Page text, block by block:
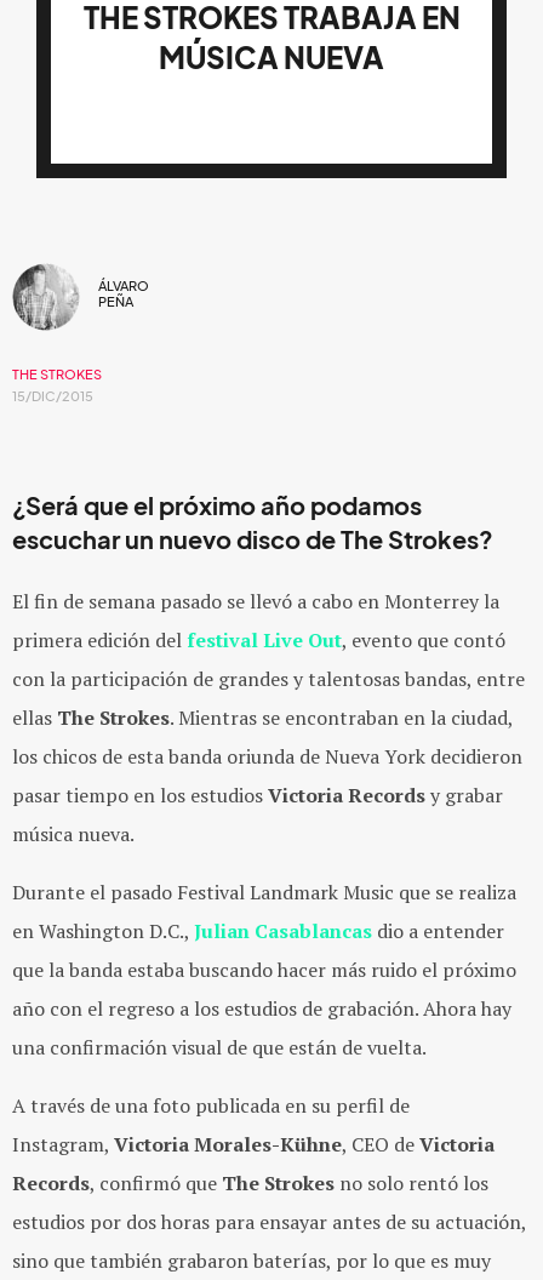
THE STROKES TRABAJA EN
MÚSICA NUEVA
ÁLVARO
PEÑA
THE STROKES
15/DIC/2015
¿Será que el próximo año podamos
escuchar un nuevo disco deThe Strokes?
El fin de semana pasado se llevó a cabo en Monterrey la
primera edición delfestival Live Out, evento que contó
con la participación de grandes y talentosas bandas, entre
ellas The Strokes. Mientras se encontraban en la ciudad,
los chicos de esta banda oriunda de Nueva York decidieron
pasar tiempo en los estudiosVictoria Recordsy grabar
música nueva.
Durante el pasado Festival Landmark Music que se realiza
en Washington D.C., Julian Casablancas dio a entender
que la banda estaba buscando hacer más ruido el próximo
año con el regreso a los estudios de grabación. Ahora hay
una confirmación visual de que están de vuelta.
A través de una foto publicada en su perfil de
Instagram, Victoria Morales-Kühne, CEO deVictoria
Records, confirmó que The Strokes no solo rentó los
estudios por dos horas para ensayar antes de su actuación,
sino que también grabaron baterías, por lo que es muy